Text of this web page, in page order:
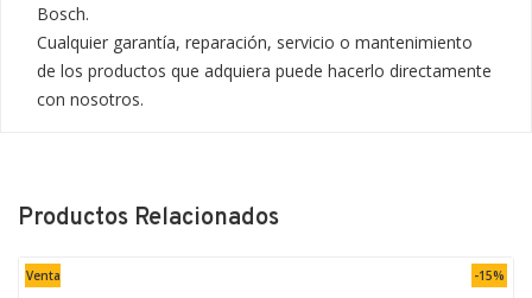
Bosch.
Cualquier garantía, reparación, servicio o mantenimiento
de los productos que adquiera puede hacerlo directamente
con nosotros.
Productos Relacionados
Venta -15%